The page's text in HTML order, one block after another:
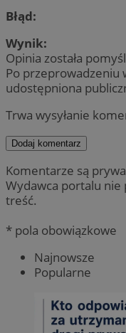
Błąd:
Wynik:
Opinia została
Po przeprowadzeniu
udostępniona
Trwa wysyłanie
Dodaj komentarz
Komentarze są
Wydawca portalu nie
treść.
* pola obowiązkowe
Najnowsze
Popularne